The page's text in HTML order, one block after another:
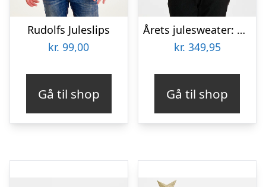
Rudolfs Juleslips
kr. 99,00
Gå til shop
Årets julesweater: Cute Cookie Woman – dame / kvinder. Ugly Christmas Sweater lavet i Danmark
kr. 349,95
Gå til shop